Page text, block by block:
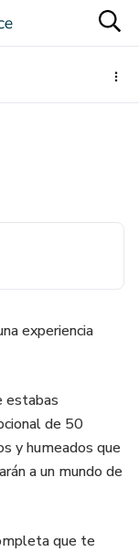
experiencia
estabas
de 50
y humeados que
a un mundo de
que te